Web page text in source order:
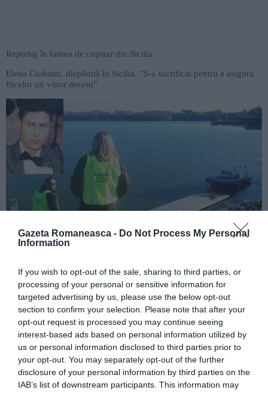
Gazeta Romaneasca - Do Not Process My Personal
Information
If you wish to opt-out of the sale, sharing to third parties, or
processing of your personal or sensitive information for
targeted advertising by us, please use the below opt-out
section to confirm your selection. Please note that after your
opt-out request is processed you may continue seeing
interest-based ads based on personal information utilized by
us or personal information disclosed to third parties prior to
your opt-out. You may separately opt-out of the further
disclosure of your personal information by third parties on the
IAB’s list of downstream participants. This information may
Reportaj în lumea de coşmar din Sicilia
Elena Ciobanu, dispărută în Sicilia. ”S-a sacrificat pentru a asigura
fiicelor un viitor decent”
See
more
Articolul anterior
Victor Ponta, după întâlnirea cu Matteo
Renzi: „Mulţumesc Italiei pentru că sprijină
lecţiile de limba română”
Următorul articol
Mâncare românească în şcoli, polemică la